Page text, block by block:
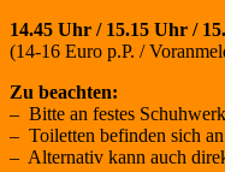
14.45 Uhr / 15.15 Uhr /
(14-16 Euro p.P. /
Zu beachten:
– Bitte an festes
– Toiletten befinden sich
– Alternativ kann auch